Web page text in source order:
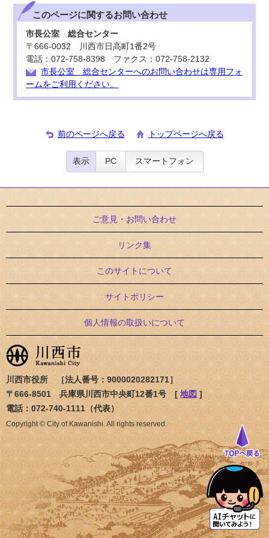
このページに関するお問い合わせ
市長公室 総合センター
〒666-0032 川西市日高町1番2号
電話：072-758-8398 ファクス：072-758-2132
市長公室 総合センターへのお問い合わせは専用フォ
ームをご利用ください。
前のページへ戻る トップページへ戻る
表示 PC スマートフォン
ご意見・お問い合わせ
リンク集
このサイトについて
サイトポリシー
個人情報の取扱いについて
川西市役所 ［法人番号：9000020282171］
〒666-8501 兵庫県川西市中央町12番1号 [ 地図 ]
電話：072-740-1111（代表）
Copyright © City of Kawanishi. All rights reserved.